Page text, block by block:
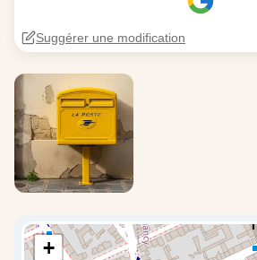
Suggérer une modification
+